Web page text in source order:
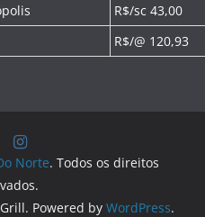
R$/sc 43,00
R$/@ 120,93
Norte. Todos os direitos
Powered by WordPress.